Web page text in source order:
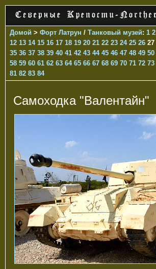
Домой > Форт Латрун / Танковый музей: 1 2
12 13 14 15 16 17 18 19 20 21 22 23 24 25 26 27
35 36 37 38 39 40 41 42 43 44 45 46 47 48 49 50
58 59 60 61 62 63 64 65 66 67 68 69 70 71 72 73
81 82 83 84
Самоходка "Валентайн"